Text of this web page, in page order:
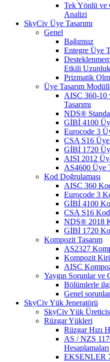
Tek Yönlü ve
Analizi
SkyCiv Üye Tasarımı
Genel
Bağımsız
Entegre Üye
Etkili
Prizmatik
Üye Tasarım
AISC 360-10
Tasarımı
NDS®
GİBİ 4100
Eurocode 3
CSA S16 Üye
GİBİ 1720
AISI 2012
AS4600 Üye
Kod Doğrulaması
AISC 360
Eurocode 3
GİBİ 4100
CSA S16
NDS® 2018
GİBİ 1720
Kompozit Tasarım
AS2327
Kompozit
AISC
Yaygın Sorunlar ve
Bölümlerle
Genel sorunlar
SkyCiv Yük Jeneratörü
SkyCiv Yük
Rüzgar Yükleri
Rüzgar Hızı
AS / NZS
Hesaplamaları
EKSENLER